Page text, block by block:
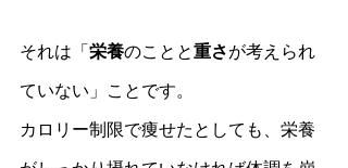
それは「栄養のことと重さが考えられ
ていない」ことです。
カロリー制限で痩せたとしても、栄養